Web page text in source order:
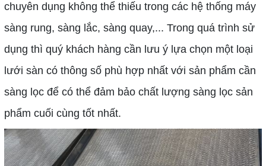
chuyên dụng không thể thiếu trong các hệ thống máy
sàng rung, sàng lắc, sàng quay,... Trong quá trình sử
dụng thì quý khách hàng cần lưu ý lựa chọn một loại
lưới sàn có thông số phù hợp nhất với sản phẩm cần
sàng lọc để có thể đảm bảo chất lượng sàng lọc sản
phẩm cuối cùng tốt nhất.